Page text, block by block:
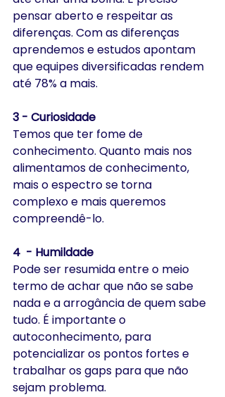
pensar aberto e respeitar as
diferenças. Com as diferenças
aprendemos e estudos apontam
que equipes diversificadas rendem
até 78% a mais.
3 - Curiosidade
Temos que ter fome de
conhecimento. Quanto mais nos
alimentamos de conhecimento,
mais o espectro se torna
complexo e mais queremos
compreendê-lo.
4  - Humildade
Pode ser resumida entre o meio
termo de achar que não se sabe
nada e a arrogância de quem sabe
tudo. É importante o
autoconhecimento, para
potencializar os pontos fortes e
trabalhar os gaps para que não
sejam problema.